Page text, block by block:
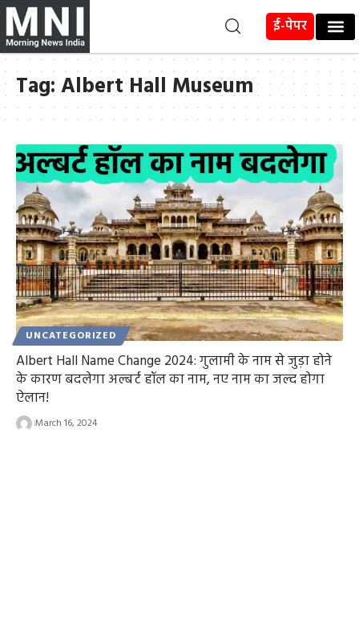
ई-पेपर
Tag:Albert Hall Museum
UNCATEGORIZED
Albert Hall Name Change 2024: गुलामी के नाम से जुड़ा होने
के कारण बदलेगा अल्बर्ट हॉल का नाम, नए नाम का जल्द होगा
ऐलान!
March 16, 2024